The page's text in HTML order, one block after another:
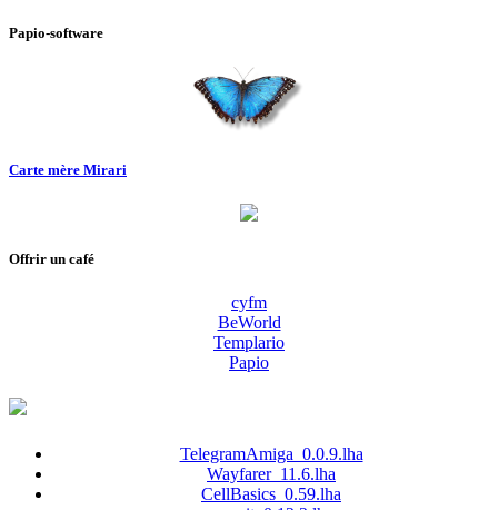
Papio-software
Carte mère Mirari
Offrir un café
cyfm
BeWorld
Templario
Papio
TelegramAmiga_0.0.9.lha
Wayfarer_11.6.lha
CellBasics_0.59.lha